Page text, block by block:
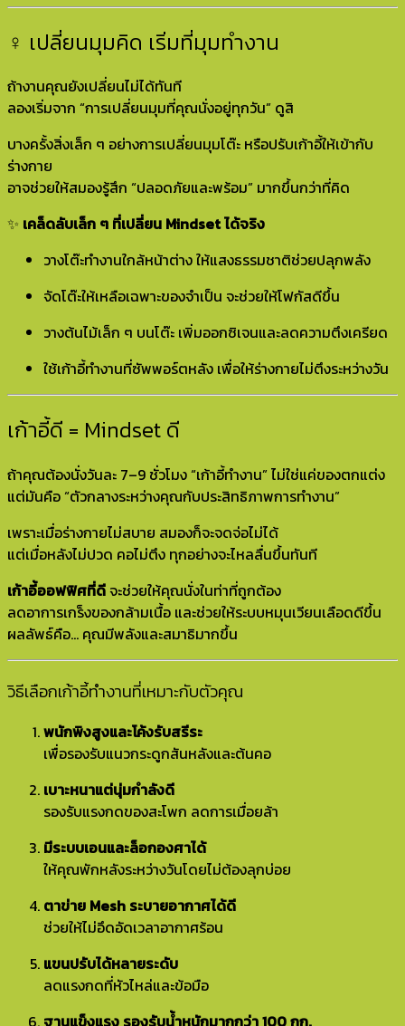
‍♀️ เปลี่ยนมุมคิด เริ่มที่มุมทำงาน
ถ้างานคุณยังเปลี่ยนไม่ได้ทันที
ลองเริ่มจาก “การเปลี่ยนมุมที่คุณนั่งอยู่ทุกวัน” ดูสิ
บางครั้งสิ่งเล็ก ๆ อย่างการเปลี่ยนมุมโต๊ะ หรือปรับเก้าอี้ให้เข้ากับ
ร่างกาย
อาจช่วยให้สมองรู้สึก “ปลอดภัยและพร้อม” มากขึ้นกว่าที่คิด
✨ เคล็ดลับเล็ก ๆ ที่เปลี่ยน Mindset ได้จริง
วางโต๊ะทำงานใกล้หน้าต่าง ให้แสงธรรมชาติช่วยปลุกพลัง
จัดโต๊ะให้เหลือเฉพาะของจำเป็น จะช่วยให้โฟกัสดีขึ้น
วางต้นไม้เล็ก ๆ บนโต๊ะ เพิ่มออกซิเจนและลดความตึงเครียด
ใช้เก้าอี้ทำงานที่ซัพพอร์ตหลัง เพื่อให้ร่างกายไม่ตึงระหว่างวัน
เก้าอี้ดี = Mindset ดี
ถ้าคุณต้องนั่งวันละ 7–9 ชั่วโมง “เก้าอี้ทำงาน” ไม่ใช่แค่ของตกแต่ง
แต่มันคือ “ตัวกลางระหว่างคุณกับประสิทธิภาพการทำงาน”
เพราะเมื่อร่างกายไม่สบาย สมองก็จะจดจ่อไม่ได้
แต่เมื่อหลังไม่ปวด คอไม่ตึง ทุกอย่างจะไหลลื่นขึ้นทันที
เก้าอี้ออฟฟิศที่ดีจะช่วยให้คุณนั่งในท่าที่ถูกต้อง
ลดอาการเกร็งของกล้ามเนื้อ และช่วยให้ระบบหมุนเวียนเลือดดีขึ้น
ผลลัพธ์คือ… คุณมีพลังและสมาธิมากขึ้น
วิธีเลือกเก้าอี้ทำงานที่เหมาะกับตัวคุณ
พนักพิงสูงและโค้งรับสรีระ
เพื่อรองรับแนวกระดูกสันหลังและต้นคอ
เบาะหนาแต่นุ่มกำลังดี
รองรับแรงกดของสะโพก ลดการเมื่อยล้า
มีระบบเอนและล็อกองศาได้
ให้คุณพักหลังระหว่างวันโดยไม่ต้องลุกบ่อย
ตาข่าย Mesh ระบายอากาศได้ดี
ช่วยให้ไม่อึดอัดเวลาอากาศร้อน
แขนปรับได้หลายระดับ
ลดแรงกดที่หัวไหล่และข้อมือ
ฐานแข็งแรง รองรับน้ำหนักมากกว่า 100 กก.